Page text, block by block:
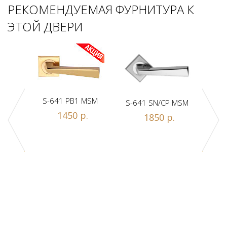
РЕКОМЕНДУЕМАЯ ФУРНИТУРА К
ЭТОЙ ДВЕРИ
A
S-641 PB1 MSM
1450 р.
S-641 SN/CP MSM
1850 р.